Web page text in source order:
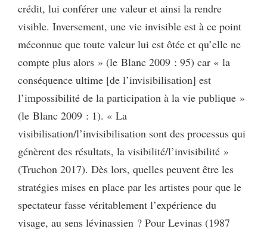
crédit, lui conférer une valeur et ainsi la rendre
visible. Inversement, une vie invisible est à ce point
méconnue que toute valeur lui est ôtée et qu’elle ne
compte plus alors » (le Blanc 2009 : 95) car « la
conséquence ultime [de l’invisibilisation] est
l’impossibilité de la participation à la vie publique »
(le Blanc 2009 : 1). « La
visibilisation/l’invisibilisation sont des processus qui
génèrent des résultats, la visibilité/l’invisibilité »
(Truchon 2017). Dès lors, quelles peuvent être les
stratégies mises en place par les artistes pour que le
spectateur fasse véritablement l’expérience du
visage, au sens lévinassien ? Pour Levinas (1987